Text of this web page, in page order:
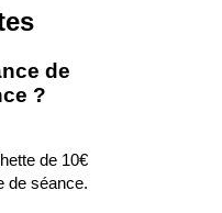
de
?
de 10€
de séance.